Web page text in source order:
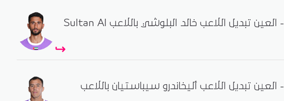
- العين تبديل اللاعب خالد البلوشي باللاعب Sultan Al
- العين تبديل اللاعب أليخاندرو سيباستيان باللاعب